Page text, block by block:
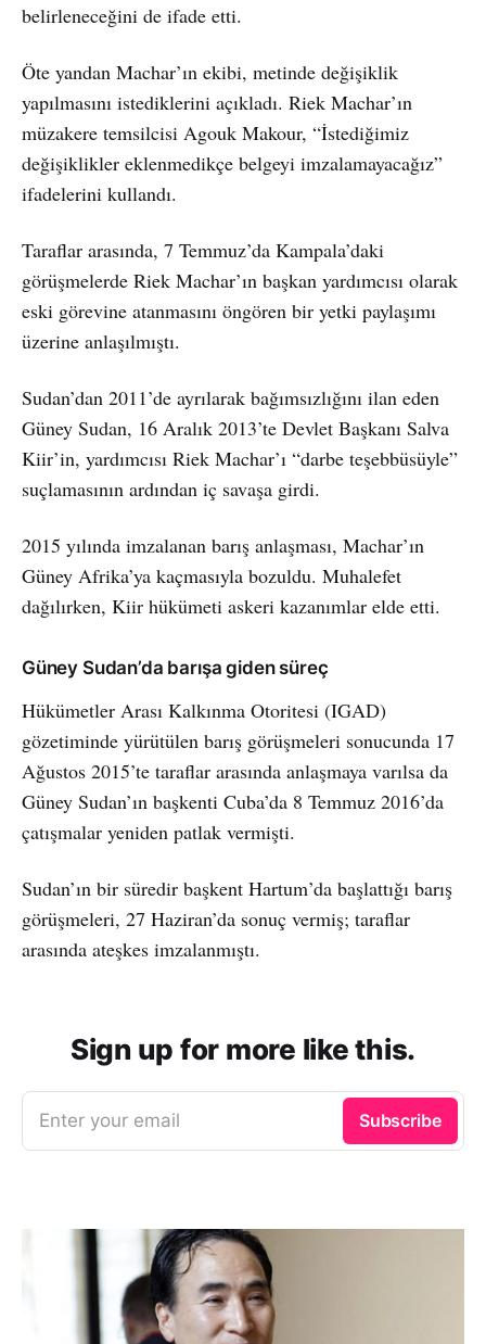
belirleneceğini de ifade etti.
Öte yandan Machar’ın ekibi, metinde değişiklik
yapılmasını istediklerini açıkladı. Riek Machar’ın
müzakere temsilcisi Agouk Makour, “İstediğimiz
değişiklikler eklenmedikçe belgeyi imzalamayacağız”
ifadelerini kullandı.
Taraflar arasında, 7 Temmuz’da Kampala’daki
görüşmelerde Riek Machar’ın başkan yardımcısı olarak
eski görevine atanmasını öngören bir yetki paylaşımı
üzerine anlaşılmıştı.
Sudan’dan 2011’de ayrılarak bağımsızlığını ilan eden
Güney Sudan, 16 Aralık 2013’te Devlet Başkanı Salva
Kiir’in, yardımcısı Riek Machar’ı “darbe teşebbüsüyle”
suçlamasının ardından iç savaşa girdi.
2015 yılında imzalanan barış anlaşması, Machar’ın
Güney Afrika’ya kaçmasıyla bozuldu. Muhalefet
dağılırken, Kiir hükümeti askeri kazanımlar elde etti.
Güney Sudan’da barışa giden süreç
Hükümetler Arası Kalkınma Otoritesi (IGAD)
gözetiminde yürütülen barış görüşmeleri sonucunda 17
Ağustos 2015’te taraflar arasında anlaşmaya varılsa da
Güney Sudan’ın başkenti Cuba’da 8 Temmuz 2016’da
çatışmalar yeniden patlak vermişti.
Sudan’ın bir süredir başkent Hartum’da başlattığı barış
görüşmeleri, 27 Haziran’da sonuç vermiş; taraflar
arasında ateşkes imzalanmıştı.
Sign up for more like this.
Enter your email Subscribe